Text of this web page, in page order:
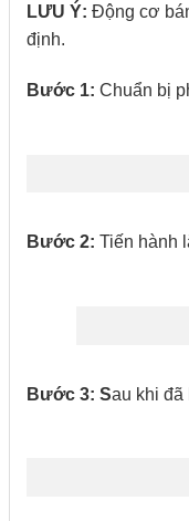
LƯU Ý: Động cơ
định.
Bước 1: Chuẩn bị
Bước 2: Tiến hành
Bước 3: Sau khi đã